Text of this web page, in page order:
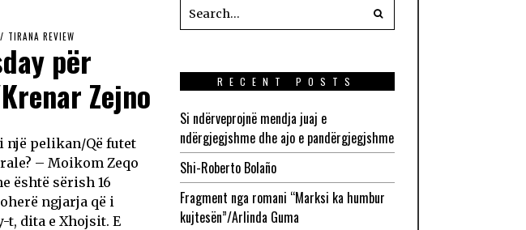
/ TIRANA REVIEW
për
Zejno
një pelikan/Që futet
– Moikom Zeqo
është sërish 16
ngjarja që i
t, dita e Xhojsit. E
RECENT POSTS
Si ndërveprojnë mendja juaj e
ndërgjegjshme dhe ajo e pandërgjegjshme
Shi-Roberto Bolaño
Fragment nga romani “Marksi ka humbur
kujtesën”/Arlinda Guma